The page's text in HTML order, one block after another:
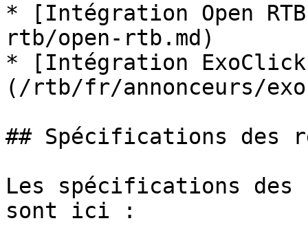
* [Intégration Open
rtb/open-rtb.md)
* [Intégration ExoClick
(/rtb/fr/annonceurs/
## Spécifications des
Les spécifications des
sont ici :